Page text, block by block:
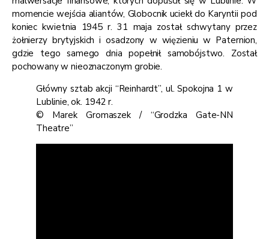
momencie wejścia aliantów, Globocnik uciekł do Karyntii pod
koniec kwietnia 1945 r. 31 maja został schwytany przez
żołnierzy brytyjskich i osadzony w więzieniu w Paternion,
gdzie tego samego dnia popełnił samobójstwo. Został
pochowany w nieoznaczonym grobie.
Główny sztab akcji “Reinhardt”, ul. Spokojna 1 w
Lublinie, ok. 1942 r.
© Marek Gromaszek / “Grodzka Gate-NN
Theatre”